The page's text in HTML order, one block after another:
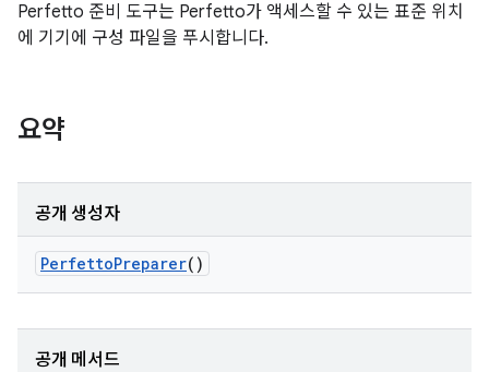
Perfetto 준비 도구는 Perfetto가 액세스할 수 있는 표준 위치
에 기기에 구성 파일을 푸시합니다.
요약
공개 생성자
PerfettoPreparer()
공개 메서드